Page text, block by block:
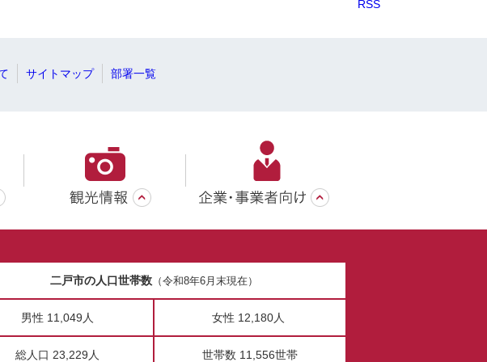
RSS
サイトマップ 部署一覧
二戸市の人口世帯数（令和8年6月末現在）
男性 11,049人 女性 12,180人
総人口 23,229人 世帯数 11,556世帯